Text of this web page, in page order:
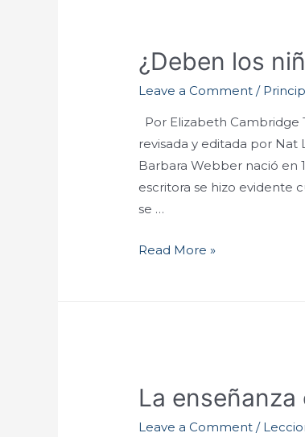
¿Deben los
Leave a Comment /
Por Elizabeth Cambridge
revisada y editada por
Barbara Webber nació en
escritora se hizo evidente
se …
Read More »
La enseñanza
Leave a Comment /